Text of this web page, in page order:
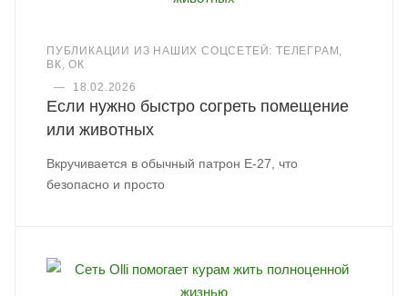
ПУБЛИКАЦИИ ИЗ НАШИХ СОЦСЕТЕЙ: ТЕЛЕГРАМ,
ВК, ОК
—
18.02.2026
Если нужно быстро согреть помещение
или животных
Вкручивается в обычный патрон Е-27, что
безопасно и просто